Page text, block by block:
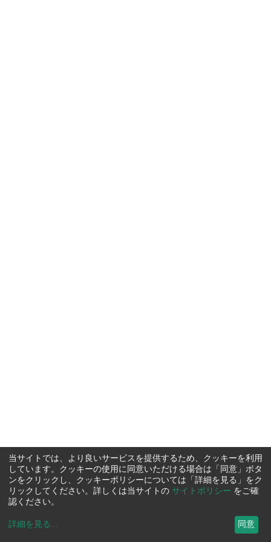
当サイトでは、より良いサービスを提供するため、クッキーを利用
しています。クッキーの使用に同意いただける場合は「同意」ボタ
ンをクリックし、クッキーポリシーについては「詳細を見る」をク
リックしてください。詳しくは当サイトの サイトポリシー をご確
認ください。
詳細を見る ... 同意